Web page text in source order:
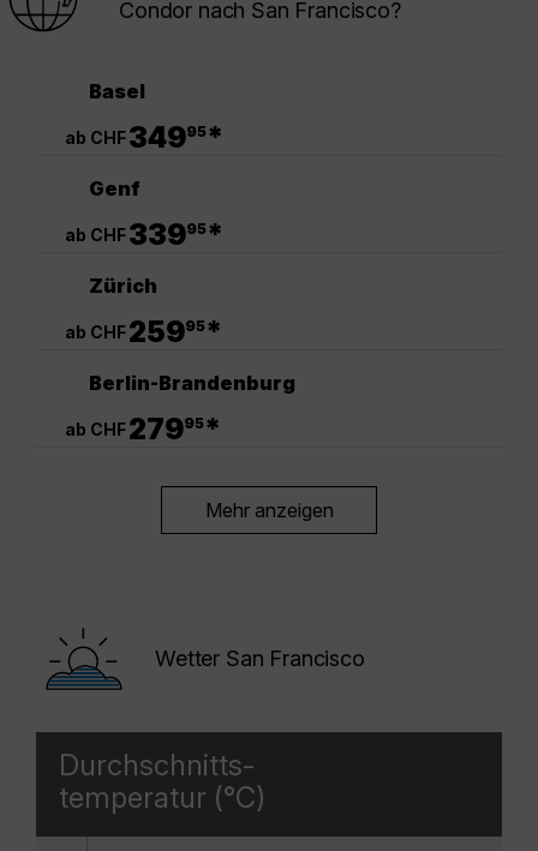
Condor nach San Francisco?
Basel
ab CHF34995*
Genf
ab CHF33995*
Zürich
ab CHF25995*
Berlin-Brandenburg
ab CHF27995*
Mehr anzeigen
Wetter San Francisco
Durchschnitts-
temperatur (°C)